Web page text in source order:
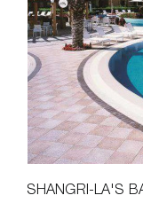
SHANGRI-LA'S